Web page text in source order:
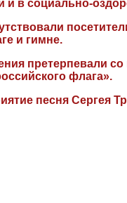
и в социально-
и гимне.
претерпевали
флага».
песня Сергея